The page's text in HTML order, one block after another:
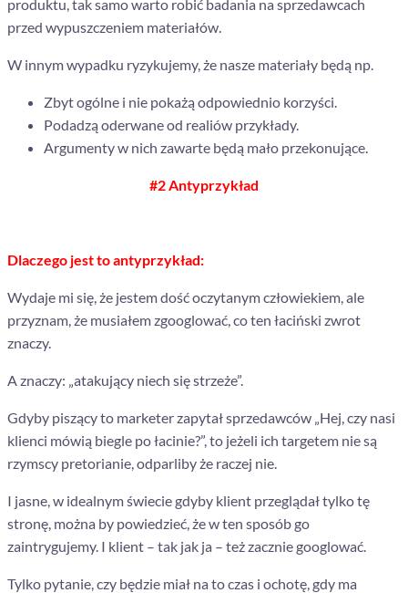
produktu, tak samo warto robić badania na sprzedawcach
przed wypuszczeniem materiałów.
W innym wypadku ryzykujemy, że nasze materiały będą np.
Zbyt ogólne i nie pokażą odpowiednio korzyści.
Podadzą oderwane od realiów przykłady.
Argumenty w nich zawarte będą mało przekonujące.
#2 Antyprzykład
Dlaczego jest to antyprzykład:
Wydaje mi się, że jestem dość oczytanym człowiekiem, ale
przyznam, że musiałem zgooglować, co ten łaciński zwrot
znaczy.
A znaczy: „atakujący niech się strzeże”.
Gdyby piszący to marketer zapytał sprzedawców „Hej, czy nasi
klienci mówią biegle po łacinie?”, to jeżeli ich targetem nie są
rzymscy pretorianie, odparliby że raczej nie.
I jasne, w idealnym świecie gdyby klient przeglądał tylko tę
stronę, można by powiedzieć, że w ten sposób go
zaintrygujemy. I klient – tak jak ja – też zacznie googlować.
Tylko pytanie, czy będzie miał na to czas i ochotę, gdy ma